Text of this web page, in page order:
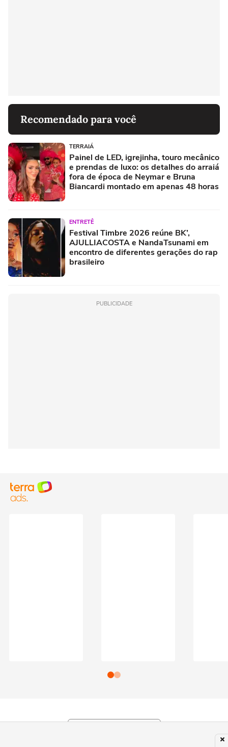
Recomendado para você
TERRAIÁ
Painel de LED, igrejinha, touro mecânico
e prendas de luxo: os detalhes do arraiá
fora de época de Neymar e Bruna
Biancardi montado em apenas 48 horas
ENTRETÊ
Festival Timbre 2026 reúne BK’,
AJULLIACOSTA e NandaTsunami em
encontro de diferentes gerações do rap
brasileiro
PUBLICIDADE